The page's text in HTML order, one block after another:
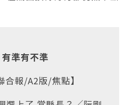
準有不準
合報/A2版/焦點】